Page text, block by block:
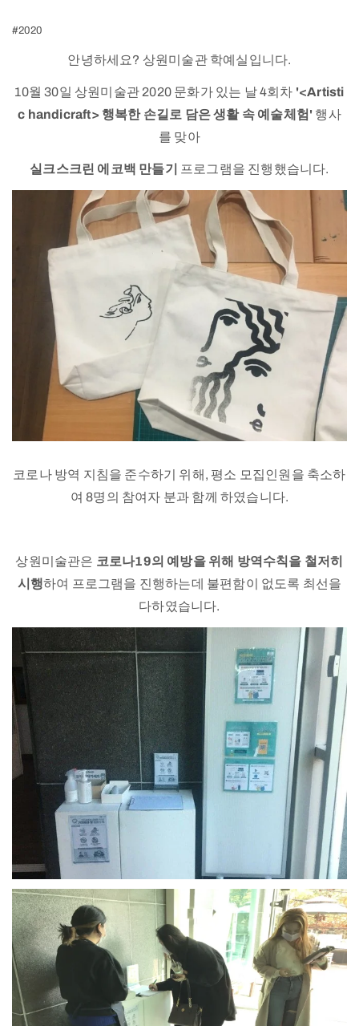
#2020
안녕하세요? 상원미술관 학예실입니다.
10월 30일 상원미술관 2020 문화가 있는 날 4회차 '<Artisti
c handicraft> 행복한 손길로 담은 생활 속 예술체험' 행사
를 맞아
실크스크린 에코백 만들기 프로그램을 진행했습니다.
코로나 방역 지침을 준수하기 위해, 평소 모집인원을 축소하
여 8명의 참여자 분과 함께 하였습니다.
상원미술관은 코로나19의 예방을 위해 방역수칙을 철저히
시행하여 프로그램을 진행하는데 불편함이 없도록 최선을
다하였습니다.